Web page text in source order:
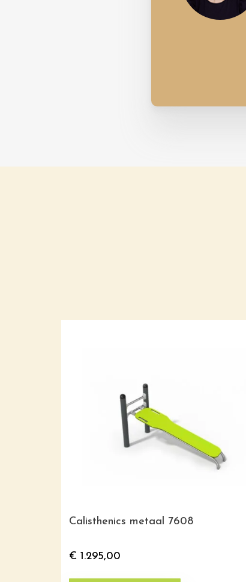
Calisthenics metaal 7608
€ 1.295,00